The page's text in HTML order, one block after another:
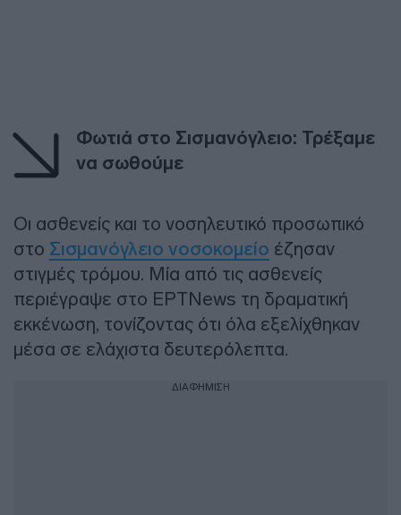
Φωτιά στο Σισμανόγλειο: Τρέξαμε
να σωθούμε
Οι ασθενείς και το νοσηλευτικό προσωπικό
στο Σισμανόγλειο νοσοκομείο έζησαν
στιγμές τρόμου. Μία από τις ασθενείς
περιέγραψε στο ΕΡΤNews τη δραματική
εκκένωση, τονίζοντας ότι όλα εξελίχθηκαν
μέσα σε ελάχιστα δευτερόλεπτα.
ΔΙΑΦΗΜΙΣΗ